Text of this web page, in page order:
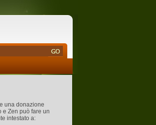
una donazione
e Zen può fare un
intestato a: